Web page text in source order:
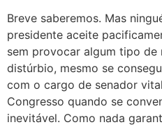
Breve saberemos. Mas
presidente aceite
sem provocar algum tipo de
distúrbio, mesmo se
com o cargo de senador
Congresso quando se
inevitável. Como nada